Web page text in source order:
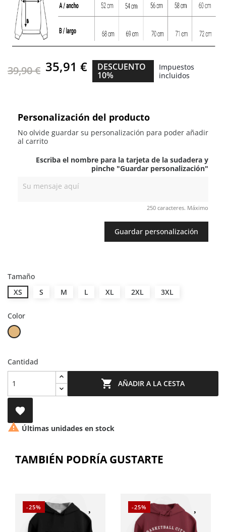
39,90 € 35,91 € DESCUENTO
10%
Impuestos
incluidos
Personalización del producto
No olvide guardar su personalización para poder añadir
al carrito
Escriba el nombre para la tarjeta de la sudadera y
pinche "Guardar personalización"
250 caracteres. Máximo
Guardar personalización
Tamaño
XS
S M L XL 2XL 3XL
Color
Sand
Cantidad
 AÑADIR A LA CESTA

 Últimas unidades en stock
TAMBIÉN PODRÍA GUSTARTE
-25% -25%